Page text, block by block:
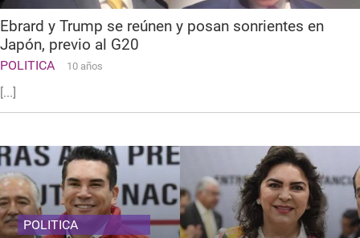
Ebrard y Trump se reúnen y posan sonrientes en
Japón, previo al G20
POLITICA 10 años
[...]
POLITICA